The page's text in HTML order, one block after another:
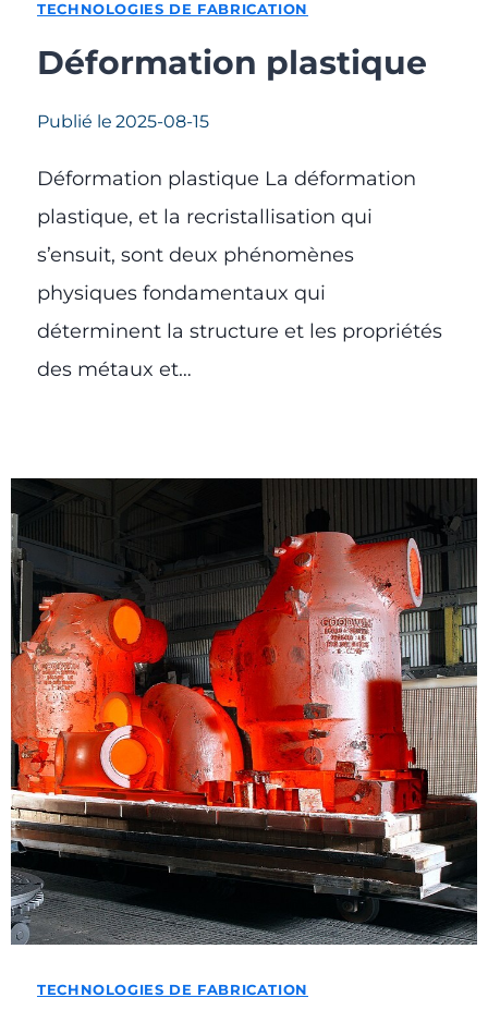
TECHNOLOGIES DE FABRICATION
Déformation plastique
Publié le 2025-08-15
Déformation plastique La déformation
plastique, et la recristallisation qui
s’ensuit, sont deux phénomènes
physiques fondamentaux qui
déterminent la structure et les propriétés
des métaux et…
TECHNOLOGIES DE FABRICATION